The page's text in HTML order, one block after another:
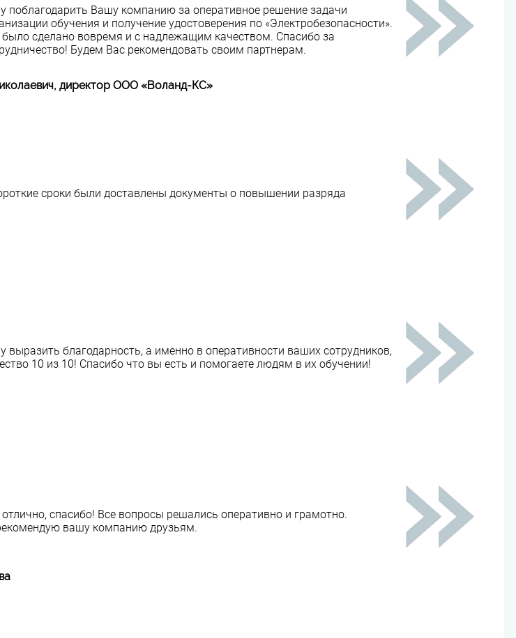
поблагодарить Вашу компанию за оперативное решение задачи
обучения и получение удостоверения по «Электробезопасности».
было сделано вовремя и с надлежащим качеством. Спасибо за
Будем Вас рекомендовать своим партнерам.
директор ООО «Воланд-КС»
сроки были доставлены документы о повышении разряда
выразить благодарность, а именно в оперативности ваших сотрудников,
10 из 10! Спасибо что вы есть и помогаете людям в их обучении!
отлично, спасибо! Все вопросы решались оперативно и грамотно.
вашу компанию друзьям.